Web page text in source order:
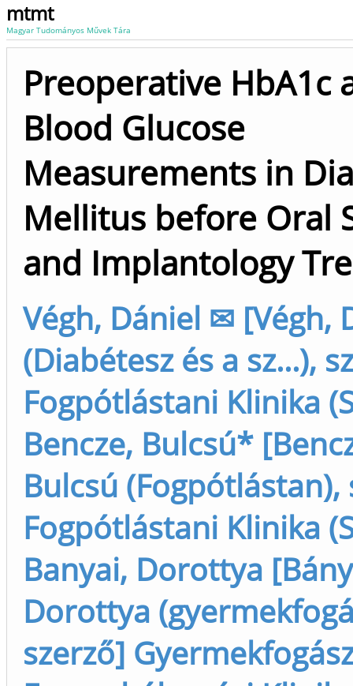
mtmt
Magyar Tudományos Művek Tára
Preoperative HbA1c
Blood Glucose
Measurements in
Mellitus before Oral
and Implantology
Végh, Dániel ✉ [Végh,
(Diabétesz és a sz...),
Fogpótlástani Klinika
Bencze, Bulcsú*
Bulcsú (Fogpótlástan),
Fogpótlástani Klinika
Banyai, Dorottya
Dorottya
szerző]